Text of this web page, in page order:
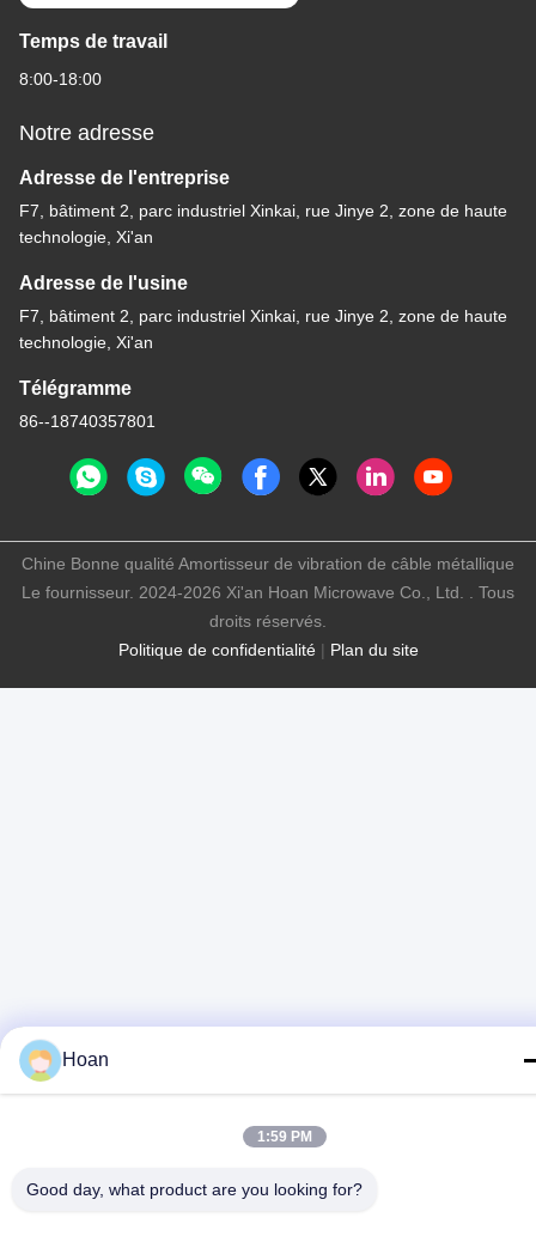
Temps de travail
8:00-18:00
Notre adresse
Adresse de l'entreprise
F7, bâtiment 2, parc industriel Xinkai, rue Jinye 2, zone de haute
technologie, Xi'an
Adresse de l'usine
F7, bâtiment 2, parc industriel Xinkai, rue Jinye 2, zone de haute
technologie, Xi'an
Télégramme
86--18740357801
Politique de confidentialité| Plan du site
Chine Bonne qualité Amortisseur de vibration de câble métallique
Le fournisseur. 2024-2026 Xi'an Hoan Microwave Co., Ltd. . Tous
droits réservés.
Hoan
1:59 PM
Good day, what product are you looking for?